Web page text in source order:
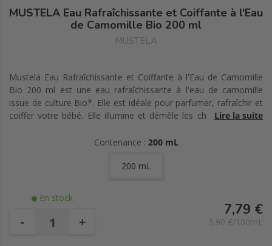
MUSTELA Eau Rafraîchissante et Coiffante à l'Eau
de Camomille Bio 200 ml
MUSTELA
Mustela Eau Rafraîchissante et Coiffante à l'Eau de Camomille
Bio 200 ml est une eau rafraîchissante à l'eau de camomille
issue de culture Bio*. Elle est idéale pour parfumer, rafraîchir et
coiffer votre bébé. Elle illumine et démêle les cheveux tout en
distillée pour créer une délicate eau florale.
98% d'ingrédients sont d'origine naturelle.
Testé dermatologiquement.
Haute tolérance.
Lire la suite
Contenance : 200 mL
200 mL
En stock
- +
7,79 €
3,90 €/100mL